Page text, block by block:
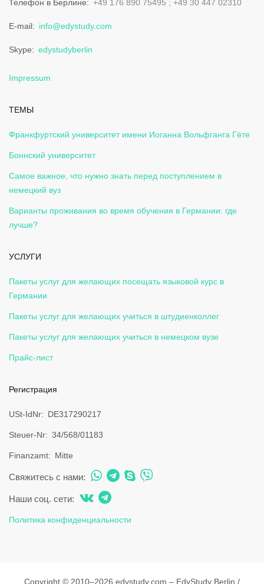
Телефон в Берлине +49 176 890 75495 +49 30 447 02310
E-mail info@edystudy.com
Skype edystudyberlin
Impressum
ТЕМЫ
Франкфуртский университет имени Иоганна Вольфганга Гёте
Боннский университет
Самое важное, что нужно знать перед поступлением в
немецкий вуз
Варианты проживания во время обучения в Германии: где
лучше?
УСЛУГИ
Пакеты услуг для желающих посещать языковой курс в
Германии
Пакеты услуг для желающих учиться в штудиенколлег
Пакеты услуг для желающих учиться в немецком вузе
Прайс-лист
Регистрация
USt-IdNr DE317290217
Steuer-Nr 34/568/01183
Finanzamt Mitte
Свяжитесь с нами:
Наши соц. сети:
Политика конфиденциальности
Copyright © 2010–2026 edystudy.com – EdyStudy Berlin /